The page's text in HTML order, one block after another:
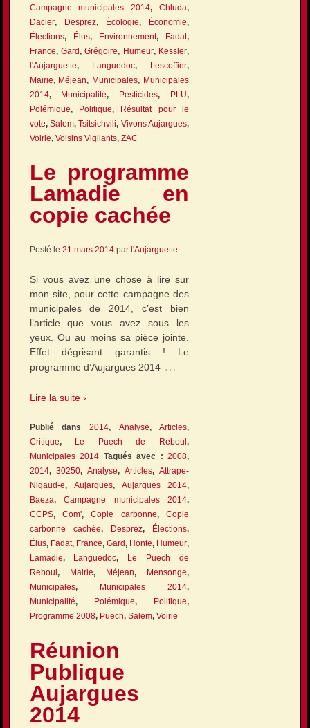
Campagne municipales 2014,Chluda,
Dacier, Desprez, Écologie, Économie,
Élections, Élus, Environnement, Fadat,
France, Gard,Grégoire, Humeur, Kessler,
l'Aujarguette, Languedoc, Lescoffier,
Mairie, Méjean, Municipales, Municipales
2014, Municipalité, Pesticides, PLU,
Polémique, Politique, Résultat pour le
vote, Salem,Tsitsichvili, Vivons Aujargues,
Voirie, Voisins Vigilants, ZAC
Le programme
Lamadie en
copie cachée
Posté le 21 mars 2014par l'Aujarguette
Si vous avez une chose à lire sur
mon site, pour cette campagne des
municipales de 2014, c’est bien
l’article que vous avez sous les
yeux. Ou au moins sa pièce jointe.
Effet dégrisant garantis ! Le
programme d’Aujargues 2014 …
Lire la suite ›
Publié dans 2014, Analyse,Articles,
Critique, Le Puech de Reboul,
Municipales 2014 Tagués avec :2008,
2014, 30250, Analyse,Articles,Attrape-
Nigaud-e, Aujargues, Aujargues 2014,
Baeza,Campagne municipales 2014,
CCPS, Com',Copie carbonne,Copie
carbonne cachée, Desprez, Élections,
Élus, Fadat, France, Gard, Honte, Humeur,
Lamadie, Languedoc,
Le Puech de
Reboul , Mairie, Méjean, Mensonge,
Municipales, Municipales 2014,
Municipalité, Polémique, Politique,
Programme 2008, Puech, Salem, Voirie
Réunion
Publique
Aujargues
2014